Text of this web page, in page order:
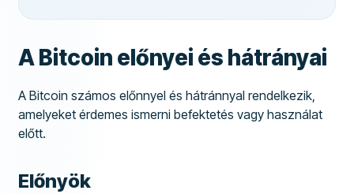
A Bitcoin előnyei és hátrányai
A Bitcoin számos előnnyel és hátránnyal rendelkezik,
amelyeket érdemes ismerni befektetés vagy használat
előtt.
Előnyök